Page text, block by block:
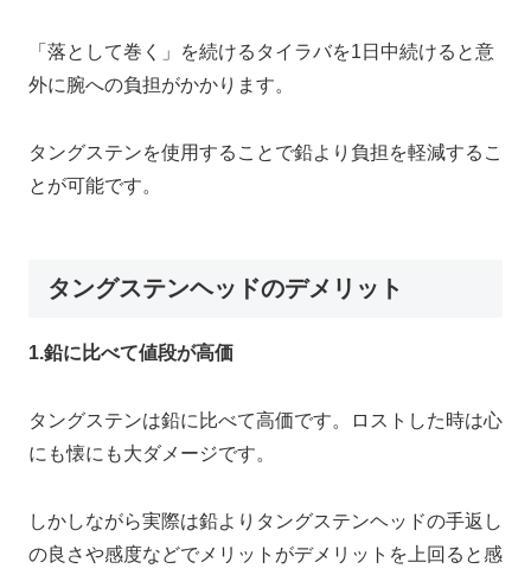
「落として巻く」を続けるタイラバを1日中続けると意
外に腕への負担がかかります。
タングステンを使用することで鉛より負担を軽減するこ
とが可能です。
タングステンヘッドのデメリット
1.鉛に比べて値段が高価
タングステンは鉛に比べて高価です。ロストした時は心
にも懐にも大ダメージです。
しかしながら実際は鉛よりタングステンヘッドの手返し
の良さや感度などでメリットがデメリットを上回ると感